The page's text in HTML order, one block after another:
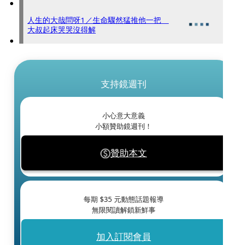
人生的大哉問呀1／生命驟然猛推他一把
大叔起床哭哭沒得解
支持鏡週刊
小心意大意義
小額贊助鏡週刊！
贊助本文
每期 $35 元動態話題報導
無限閱讀解鎖新鮮事
加入訂閱會員